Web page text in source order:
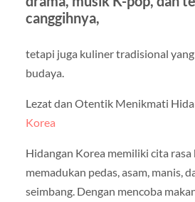
canggihnya,
tetapi juga kuliner tradisional yang
budaya.
Lezat dan Otentik Menikmati
Korea
Hidangan Korea memiliki cita rasa
memadukan pedas, asam, manis,
seimbang. Dengan mencoba